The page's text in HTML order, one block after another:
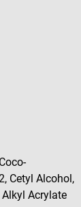
Cetyl Alcohol,
Alkyl Acrylate